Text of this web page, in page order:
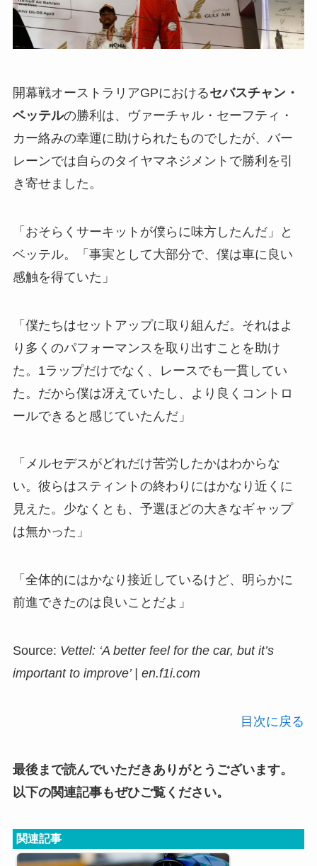
開幕戦オーストラリアGPにおけるセバスチャン・
ベッテルの勝利は、ヴァーチャル・セーフティ・
カー絡みの幸運に助けられたものでしたが、バー
レーンでは自らのタイヤマネジメントで勝利を引
き寄せました。
「おそらくサーキットが僕らに味方したんだ」と
ベッテル。「事実として大部分で、僕は車に良い
感触を得ていた」
「僕たちはセットアップに取り組んだ。それはよ
り多くのパフォーマンスを取り出すことを助け
た。1ラップだけでなく、レースでも一貫してい
た。だから僕は冴えていたし、より良くコントロ
ールできると感じていたんだ」
「メルセデスがどれだけ苦労したかはわからな
い。彼らはスティントの終わりにはかなり近くに
見えた。少なくとも、予選ほどの大きなギャップ
は無かった」
「全体的にはかなり接近しているけど、明らかに
前進できたのは良いことだよ」
Source: Vettel: ‘A better feel for the car, but it’s
important to improve’ | en.f1i.com
目次に戻る
最後まで読んでいただきありがとうございます。
以下の関連記事もぜひご覧ください。
関連記事